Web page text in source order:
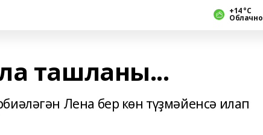
+14 °С
Облачно
ташланы...
Лена бер көн түҙмәйенсә илап